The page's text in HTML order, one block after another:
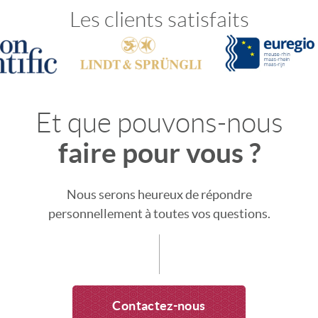
Les clients satisfaits
Et que pouvons-nous
faire pour vous ?
Nous serons heureux de répondre
personnellement à toutes vos questions.
Contactez-nous